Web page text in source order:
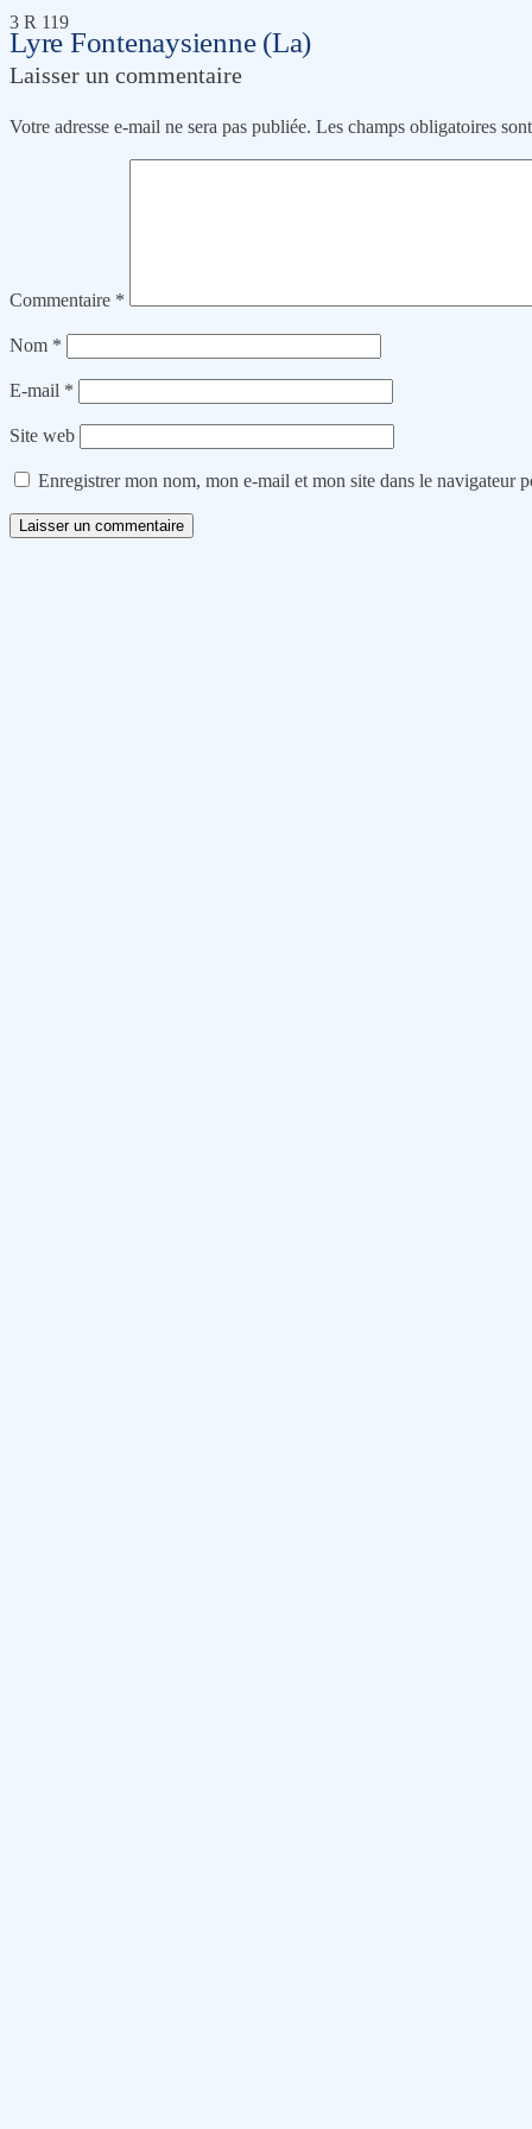
Lyre Fontenaysienne (La)
3 R 119
Laisser un commentaire
Votre adresse e-mail ne sera pas publiée. Les champs obligatoires
Commentaire *
Nom *
E-mail *
Site web
Enregistrer mon nom, mon e-mail et mon site dans le navigateur